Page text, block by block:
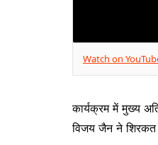
Watch on
कार्यक्रम में मुख्य
विजय जैन ने शिरकत